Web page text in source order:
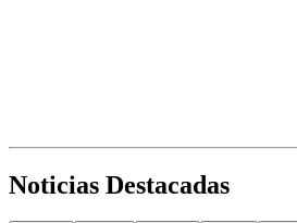
Noticias Destacadas